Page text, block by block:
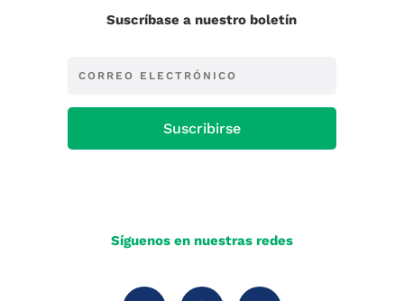
Suscríbase a nuestro boletín
Suscribirse
Síguenos en nuestras redes